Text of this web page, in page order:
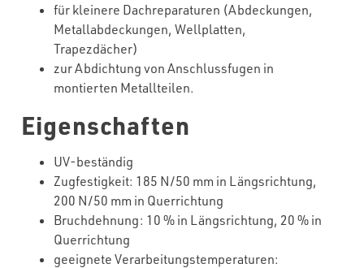
für kleinere Dachreparaturen (Abdeckungen,
Metallabdeckungen, Wellplatten,
Trapezdächer)
zur Abdichtung von Anschlussfugen in
montierten Metallteilen.
Eigenschaften
UV-beständig
Zugfestigkeit: 185 N/50 mm in Längsrichtung,
200 N/50 mm in Querrichtung
Bruchdehnung: 10 % in Längsrichtung, 20 % in
Querrichtung
geeignete Verarbeitungstemperaturen: